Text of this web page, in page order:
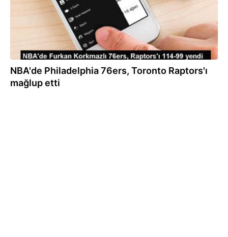
NBA'de Philadelphia 76ers, Toronto Raptors'ı
mağlup etti